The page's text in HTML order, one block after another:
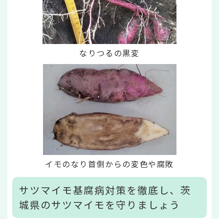
なりつるの黒変
イモのなり首側からの変色や腐敗
サツマイモ基腐病対策を徹底し、茨
城県のサツマイモを守りましょう